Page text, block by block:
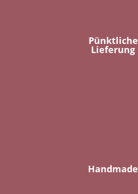
Pünktliche
Lieferung
Handmade